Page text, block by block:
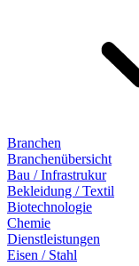
Branchen
Branchenübersicht
Bau / Infrastrukur
Bekleidung / Textil
Biotechnologie
Chemie
Dienstleistungen
Eisen / Stahl